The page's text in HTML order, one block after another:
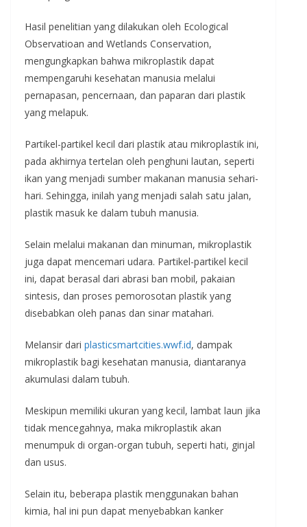
Hasil penelitian yang dilakukan oleh Ecological
Observatioan and Wetlands Conservation,
mengungkapkan bahwa mikroplastik dapat
mempengaruhi kesehatan manusia melalui
pernapasan, pencernaan, dan paparan dari plastik
yang melapuk.
Partikel-partikel kecil dari plastik atau mikroplastik ini,
pada akhirnya tertelan oleh penghuni lautan, seperti
ikan yang menjadi sumber makanan manusia sehari-
hari. Sehingga, inilah yang menjadi salah satu jalan,
plastik masuk ke dalam tubuh manusia.
Selain melalui makanan dan minuman, mikroplastik
juga dapat mencemari udara. Partikel-partikel kecil
ini, dapat berasal dari abrasi ban mobil, pakaian
sintesis, dan proses pemorosotan plastik yang
disebabkan oleh panas dan sinar matahari.
Melansir dari plasticsmartcities.wwf.id, dampak
mikroplastik bagi kesehatan manusia, diantaranya
akumulasi dalam tubuh.
Meskipun memiliki ukuran yang kecil, lambat laun jika
tidak mencegahnya, maka mikroplastik akan
menumpuk di organ-organ tubuh, seperti hati, ginjal
dan usus.
Selain itu, beberapa plastik menggunakan bahan
kimia, hal ini pun dapat menyebabkan kanker